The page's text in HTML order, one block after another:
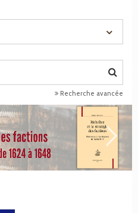
Recherche avancée